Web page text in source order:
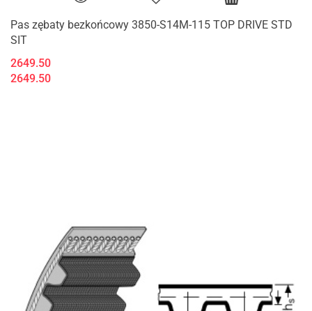
Pas zębaty bezkońcowy 3850-S14M-115 TOP DRIVE STD
SIT
2649.50
2649.50